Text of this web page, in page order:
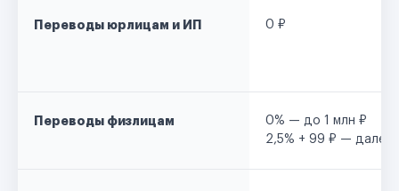
Переводы юрлицам и ИП 0 ₽
Переводы физлицам
0% — до 1 млн ₽
2,5% + 99 ₽ — далее